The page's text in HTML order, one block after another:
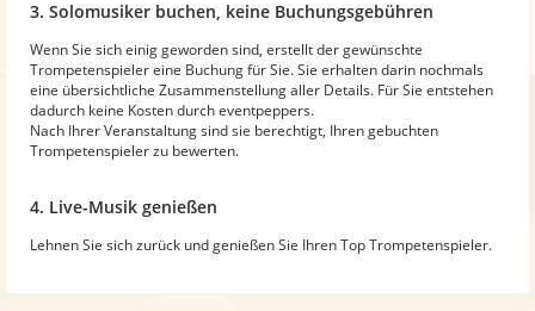
3. Solomusiker buchen, keine Buchungsgebühren
Wenn Sie sich einig geworden sind, erstellt der gewünschte
Trompetenspieler eine Buchung für Sie. Sie erhalten darin nochmals
eine übersichtliche Zusammenstellung aller Details. Für Sie entstehen
dadurch keine Kosten durch eventpeppers.
Nach Ihrer Veranstaltung sind sie berechtigt, Ihren gebuchten
Trompetenspieler zu bewerten.
4. Live-Musik genießen
Lehnen Sie sich zurück und genießen Sie Ihren Top Trompetenspieler.